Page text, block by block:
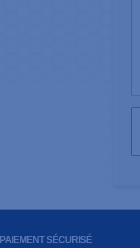
PAIEMENT SÉCURISÉ